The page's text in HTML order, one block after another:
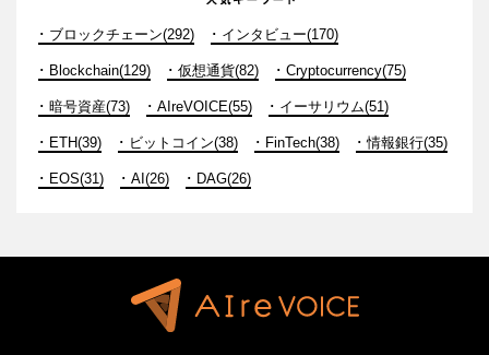
ブロックチェーン(292) インタビュー(170)
Blockchain(129) 仮想通貨(82) Cryptocurrency(75)
暗号資産(73) AIreVOICE(55) イーサリウム(51)
ETH(39) ビットコイン(38) FinTech(38) 情報銀行(35)
EOS(31) AI(26) DAG(26)